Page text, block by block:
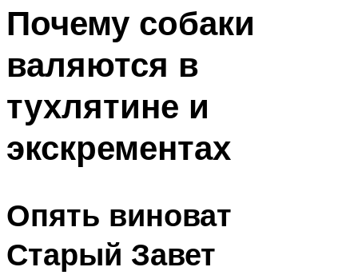
Почему собаки
валяются в
тухлятине и
экскрементах
Опять виноват
Старый Завет